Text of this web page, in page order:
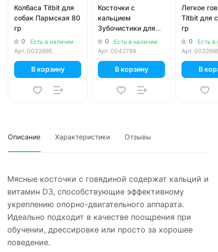
Колбаса Titbit для
собак Пармская 80
гр
0
Есть в наличии
Арт. 0032695
В корзину
Косточки с
кальцием
Зубочистики для
собак мелких
пород 10-25 кг с
0
Есть в наличии
Арт. 0042794
В корзину
Легкое
Titbit для
гр
0
Есть в
Арт.
В
Описание Характеристики Отзывы
Мясные косточки с говядиной содержат кальций и
витамин D3, способствующие эффективному
укреплению опорно-двигательного аппарата.
Идеально подходит в качестве поощрения при
обучении, дрессировке или просто за хорошее
поведение.